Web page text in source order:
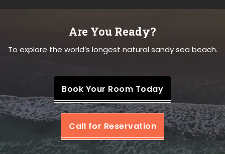
Are You Ready?
To explore the world’s longest natural sandy sea beach.
Book Your Room Today
Call for Reservation